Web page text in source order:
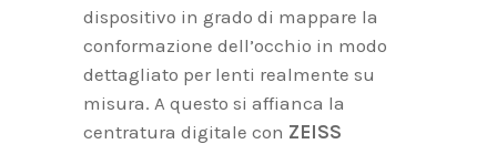
dispositivo in grado di mappare la
conformazione dell’occhio in modo
dettagliato per lenti realmente su
misura. A questo si affianca la
centratura digitale con ZEISS